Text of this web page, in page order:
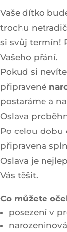
Vaše dítko
trochu
si svůj termín!
Vašeho přání.
Pokud si
připravené
postaráme a
Oslava
Po celou dobu
připravena
Oslava je
Vás těšit.
Co můžete
posezení v